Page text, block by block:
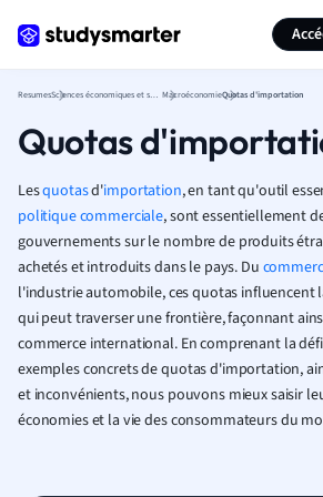
Resumes Sciences économiques et sociales MacroéconomieQuotas d'importation
Quotas
Lesquotasd'importation, en tant qu'outil
politique commerciale, sont essentiellement
gouvernements sur le nombre de produits
achetés et introduits dans le pays. Du
l'industrie automobile, ces quotas
qui peut traverser une frontière, façonnant
commerce international. En comprenant la
exemples concrets de quotas d'importation,
et inconvénients, nous pouvons mieux saisir
économies et la vie des consommateurs du